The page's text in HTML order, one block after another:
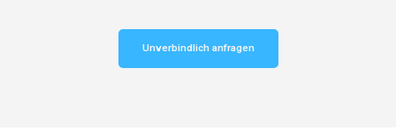
Unverbindlich anfragen